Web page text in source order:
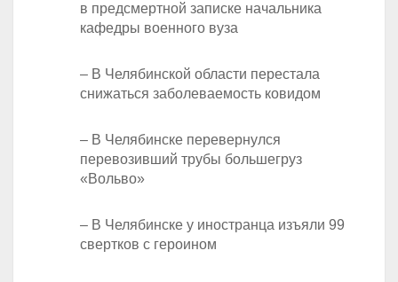
в предсмертной записке начальника
кафедры военного вуза
– В Челябинской области перестала
снижаться заболеваемость ковидом
– В Челябинске перевернулся
перевозивший трубы большегруз
«Вольво»
– В Челябинске у иностранца изъяли 99
свертков с героином